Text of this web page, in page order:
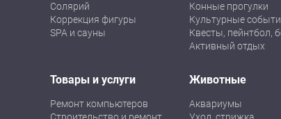
Солярий
Коррекция фигуры
SPA и сауны
Конные прогулки
Культурные
Квесты, пейнтбол,
Активный отдых
Товары и услуги
Ремонт компьютеров
Животные
Аквариумы